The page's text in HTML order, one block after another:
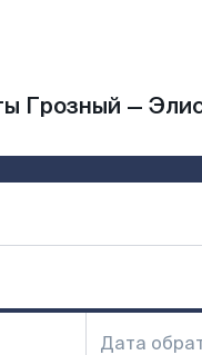
Грозный —